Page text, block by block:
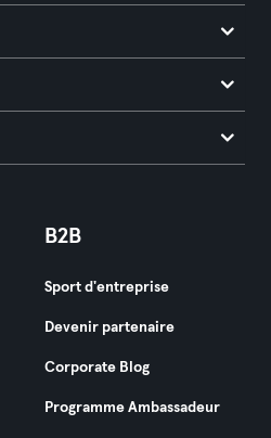
B2B
Sport d'entreprise
Devenir partenaire
Corporate Blog
Programme Ambassadeur